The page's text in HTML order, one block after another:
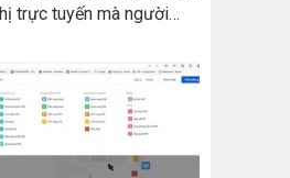
trực tuyến mà người
đến từ Google. Nó rất
tổ chức, các doanh
từ xa.